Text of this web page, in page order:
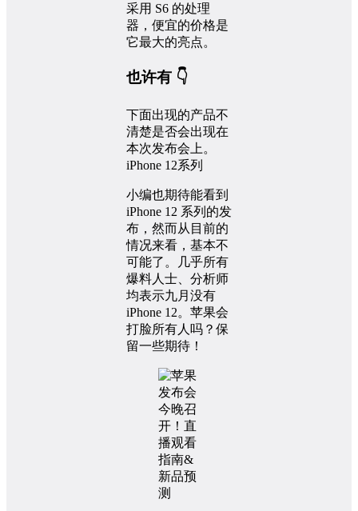
采用 S6 的处理
器，便宜的价格是
它最大的亮点。
也许有 👇
下面出现的产品不
清楚是否会出现在
本次发布会上。
iPhone 12系列
小编也期待能看到
iPhone 12 系列的发
布，然而从目前的
情况来看，基本不
可能了。几乎所有
爆料人士、分析师
均表示九月没有
iPhone 12。苹果会
打脸所有人吗？保
留一些期待！